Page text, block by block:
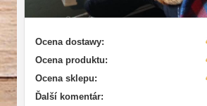
Ocena dostawy:
Ocena produktu:
Ocena sklepu:
Ďalší komentár: